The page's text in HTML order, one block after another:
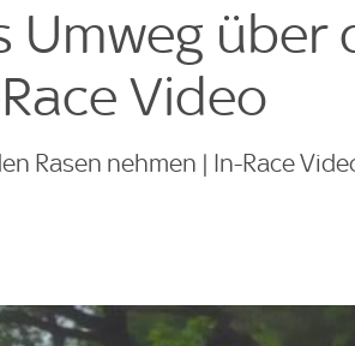
Umweg über
Video
Rasen nehmen | In-Race